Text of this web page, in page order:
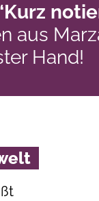
aus
Hand!